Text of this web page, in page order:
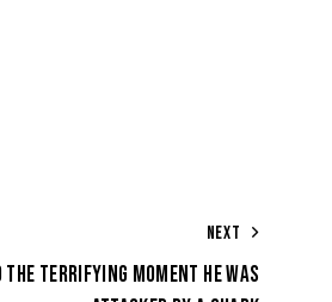
NEXT
TERRIFYING MOMENT HE WAS